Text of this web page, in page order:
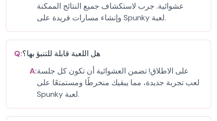
عشوائية. جرب لاستكشاف جميع النتائج الممكنة
وإنشاء مسارات فريدة على Spunky لعبة.
Q:هل اللعبة قابلة للتنبؤ بها؟
A:على الاطلاق! تضمن العشوائية أن تكون كل جلسة
لعب تجربة جديدة، مما يبقيك منخرطًا ومستمتعًا على
Spunky لعبة.